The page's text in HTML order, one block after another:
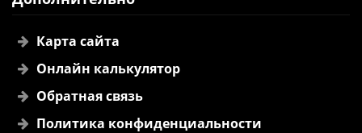
Карта сайта
Онлайн калькулятор
Обратная связь
Политика конфиденциальности